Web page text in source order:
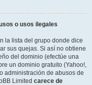
o usos ilegales
la lista del grupo donde dice
sus quejas. Si así no obtiene
del dominio (efectúe una
un dominio gratuito (Yahoo!,
administración de abusos de
Limited carece de